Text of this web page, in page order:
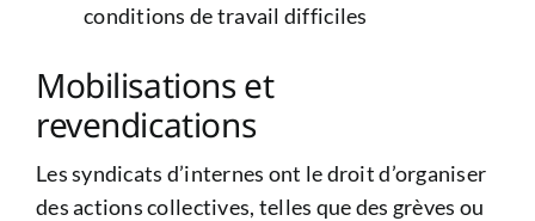
conditions de travail difficiles
Mobilisations et
revendications
Les syndicats d’internes ont le droit d’organiser
des actions collectives, telles que des grèves ou